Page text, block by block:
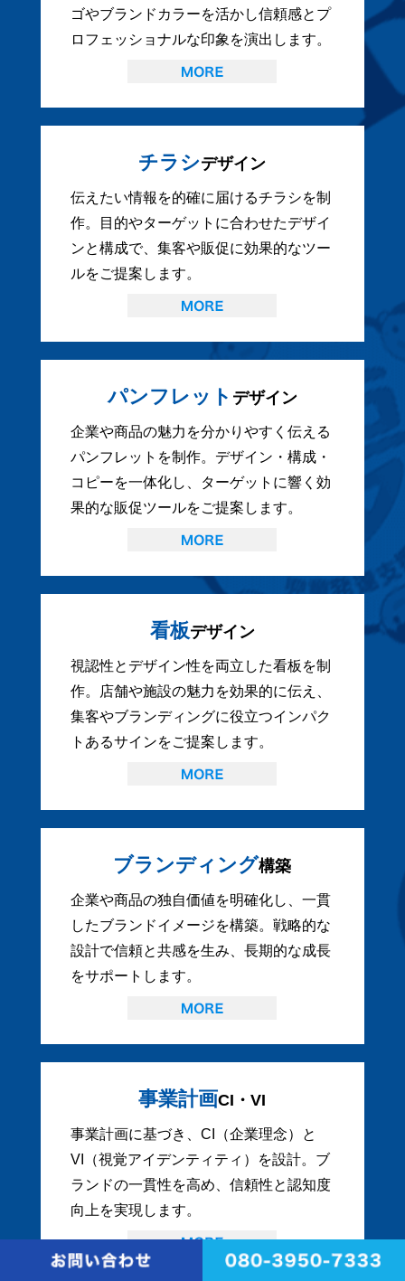
ゴやブランドカラーを活かし信頼感とプ
ロフェッショナルな印象を演出します。
チラシデザイン
伝えたい情報を的確に届けるチラシを制
作。目的やターゲットに合わせたデザイ
ンと構成で、集客や販促に効果的なツー
ルをご提案します。
パンフレット デザイン
企業や商品の魅力を分かりやすく伝える
パンフレットを制作。デザイン・構成・
コピーを一体化し、ターゲットに響く効
果的な販促ツールをご提案します。
看板デザイン
視認性とデザイン性を両立した看板を制
作。店舗や施設の魅力を効果的に伝え、
集客やブランディングに役立つインパク
トあるサインをご提案します。
ブランディング構築
企業や商品の独自価値を明確化し、一貫
したブランドイメージを構築。戦略的な
設計で信頼と共感を生み、長期的な成長
をサポートします。
事業計画CI・VI
事業計画に基づき、CI（企業理念）と
VI（視覚アイデンティティ）を設計。ブ
ランドの一貫性を高め、信頼性と認知度
向上を実現します。